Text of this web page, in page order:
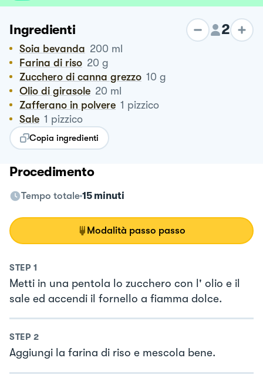
Ingredienti 2
Soia bevanda 200 ml
Farina di riso 20 g
Zucchero di canna grezzo 10 g
Olio di girasole 20 ml
Zafferano in polvere 1 pizzico
Sale 1 pizzico
Copia ingredienti
Procedimento
Tempo totale 15 minuti
Modalità passo passo
STEP 1
Metti in una pentola lo zucchero con l' olio e il
sale ed accendi il fornello a fiamma dolce.
STEP 2
Aggiungi la farina di riso e mescola bene.